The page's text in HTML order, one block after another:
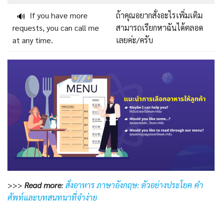
🔊 If you have more
requests, you can call me
at any time.
ถ้าคุณอยากสั่งอะไรเพิ่มเติม
สามารถเรียกหาฉันได้ตลอด
เลยค่ะ/ครับ
>>> Read more:สั่งอาหาร ภาษาอังกฤษ: ตัวอย่างประโยค คำ
ศัพท์และบทสนทนาที่จำง่าย